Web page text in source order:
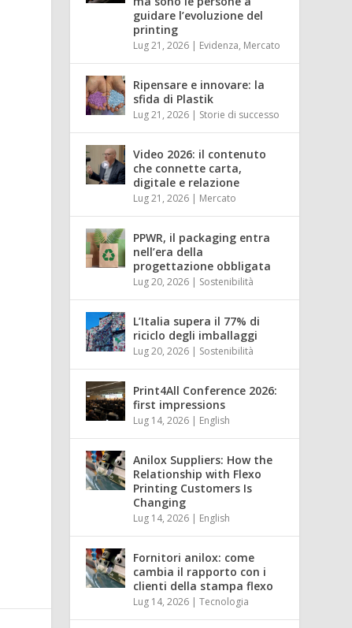
guidare l’evoluzione del
printing
Lug 21, 2026 | Evidenza, Mercato
Ripensare e innovare: la
sfida di Plastik
Lug 21, 2026 | Storie di successo
Video 2026: il contenuto
che connette carta,
digitale e relazione
Lug 21, 2026 | Mercato
PPWR, il packaging entra
nell’era della
progettazione obbligata
Lug 20, 2026 | Sostenibilità
L’Italia supera il 77% di
riciclo degli imballaggi
Lug 20, 2026 | Sostenibilità
Print4All Conference 2026:
first impressions
Lug 14, 2026 | English
Anilox Suppliers: How the
Relationship with Flexo
Printing Customers Is
Changing
Lug 14, 2026 | English
Fornitori anilox: come
cambia il rapporto con i
clienti della stampa flexo
Lug 14, 2026 |Tecnologia